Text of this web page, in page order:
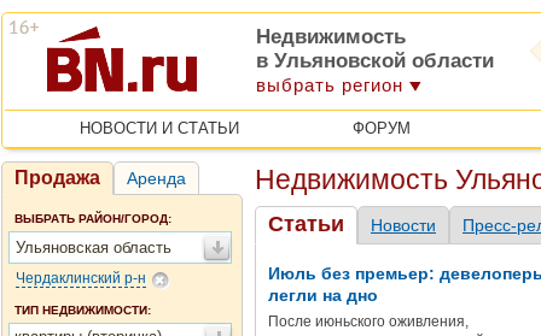
Недвижимость
в Ульяновской области
выбрать регион
НОВОСТИ И СТАТЬИ ФОРУМ
Продажа Аренда
ВЫБРАТЬ РАЙОН/ГОРОД:
Ульяновская область
Чердаклинский р-н
ТИП НЕДВИЖИМОСТИ:
Недвижимость
Статьи Новости Пресс-
Июль без премьер:
легли на дно
После июньского оживления,